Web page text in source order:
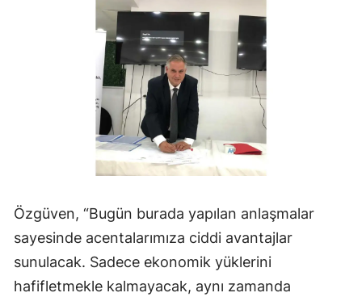
Özgüven, “Bugün burada yapılan anlaşmalar
sayesinde acentalarımıza ciddi avantajlar
sunulacak. Sadece ekonomik yüklerini
hafifletmekle kalmayacak, aynı zamanda